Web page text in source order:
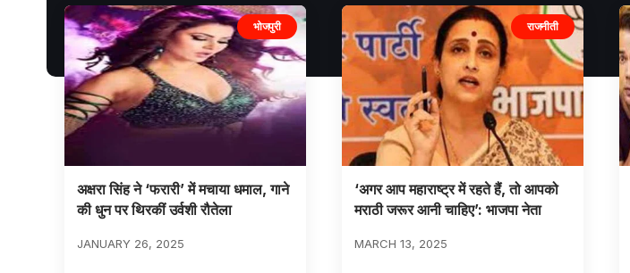
भोजपुरी
अक्षरा सिंह ने ‘फरारी’ में मचाया धमाल, गाने
की धुन पर थिरकीं उर्वशी रौतेला
JANUARY 26, 2025
राजनीती
‘अगर आप महाराष्ट्र में रहते हैं, तो आपको
मराठी जरूर आनी चाहिए’: भाजपा नेता
MARCH 13, 2025